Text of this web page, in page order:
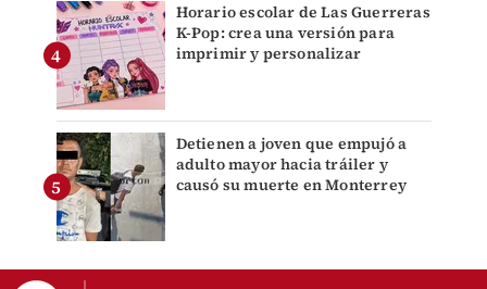
Horario escolar de Las Guerreras
K-Pop: crea una versión para
imprimir y personalizar
Detienen a joven que empujó a
adulto mayor hacia tráiler y
causó su muerte en Monterrey